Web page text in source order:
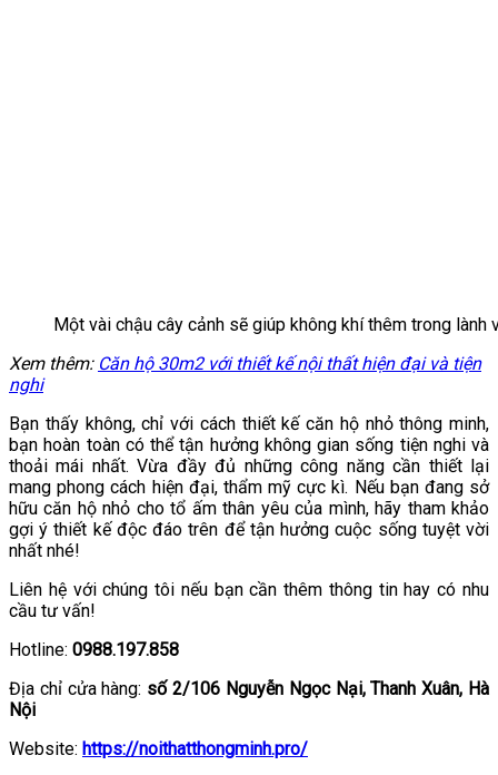
Một vài chậu cây cảnh sẽ giúp không khí thêm trong lành
Xem thêm: Căn hộ 30m2 với thiết kế nội thất hiện đại và tiện
nghi
Bạn thấy không, chỉ với cách thiết kế căn hộ nhỏ thông minh,
bạn hoàn toàn có thể tận hưởng không gian sống tiện nghi và
thoải mái nhất. Vừa đầy đủ những công năng cần thiết lại
mang phong cách hiện đại, thẩm mỹ cực kì. Nếu bạn đang sở
hữu căn hộ nhỏ cho tổ ấm thân yêu của mình, hãy tham khảo
gợi ý thiết kế độc đáo trên để tận hưởng cuộc sống tuyệt vời
nhất nhé!
Liên hệ với chúng tôi nếu bạn cần thêm thông tin hay có nhu
cầu tư vấn!
Hotline: 0988.197.858
Địa chỉ cửa hàng: số 2/106 Nguyễn Ngọc Nại, Thanh Xuân, Hà
Nội
Website: https://noithatthongminh.pro/